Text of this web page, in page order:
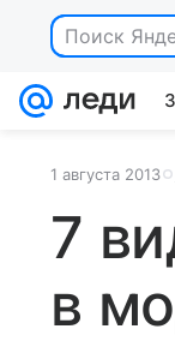
Поиск
1 августа 2013
7
в